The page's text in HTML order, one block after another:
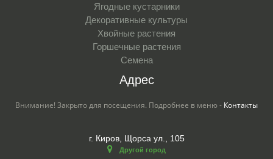
Ягодные кустарники
Декоративные культуры
Хвойные растения
Горшечные растения
Семена
Адрес
Внимание! Закрыто для посещения. Подробнее в меню - Контакты
г. Киров, Щорса ул., 105
Другой город